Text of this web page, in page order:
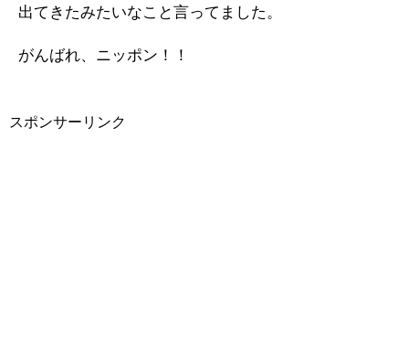
出てきたみたいなこと言ってました。
がんばれ、ニッポン！！
スポンサーリンク